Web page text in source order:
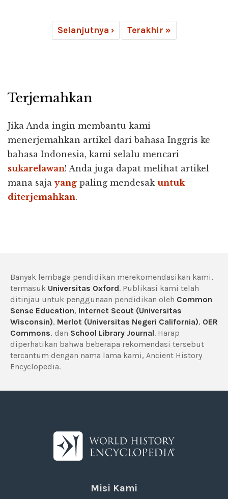
Selanjutnya › Terakhir »
Terjemahkan
Jika Anda ingin membantu kami
menerjemahkan artikel dari bahasa Inggris ke
bahasa Indonesia, kami selalu mencari
sukarelawan! Anda juga dapat melihat artikel
mana saja yang paling mendesak untuk
diterjemahkan.
Banyak lembaga pendidikan merekomendasikan kami,
termasuk Universitas Oxford. Publikasi kami telah
ditinjau untuk penggunaan pendidikan oleh Common
Sense Education, Internet Scout (Universitas
Wisconsin), Merlot (Universitas Negeri California), OER
Commons, dan School Library Journal. Harap
diperhatikan bahwa beberapa rekomendasi tersebut
tercantum dengan nama lama kami, Ancient History
Encyclopedia.
Misi Kami